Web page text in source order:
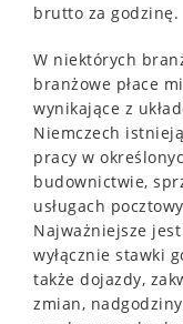
brutto za godzinę.
W niektórych
branżowe płace
wynikające z
Niemczech
pracy w
budownictwie,
usługach
Najważniejsze
wyłącznie stawki
także dojazdy,
zmian,